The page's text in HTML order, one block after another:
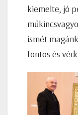
kiemelte, jó
ismét
fontos és